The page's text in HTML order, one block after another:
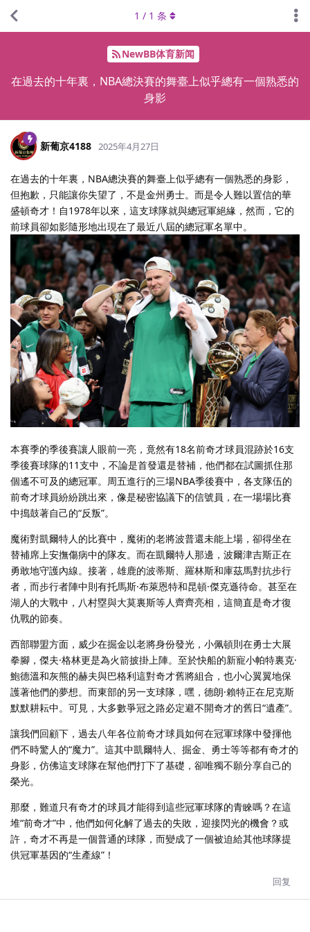
NewBB体育新闻
在過去的十年裏，NBA總決賽的舞臺上似乎總有一個熟悉的
身影
1 / 1 条
新葡京4188 2025年4月27日
在過去的十年裏，NBA總決賽的舞臺上似乎總有一個熟悉的身影，
但抱歉，只能讓你失望了，不是金州勇士。而是令人難以置信的華
盛頓奇才！自1978年以來，這支球隊就與總冠軍絕緣，然而，它的
前球員卻如影隨形地出現在了最近八屆的總冠軍名單中。
本賽季的季後賽讓人眼前一亮，竟然有18名前奇才球員混跡於16支
季後賽球隊的11支中，不論是首發還是替補，他們都在試圖抓住那
個遙不可及的總冠軍。周五進行的三場NBA季後賽中，各支隊伍的
前奇才球員紛紛跳出來，像是秘密協議下的信號員，在一場場比賽
中搗鼓著自己的“反叛”。
魔術對凱爾特人的比賽中，魔術的老將波普還未能上場，卻得坐在
替補席上安撫傷病中的隊友。而在凱爾特人那邊，波爾津吉斯正在
勇敢地守護內線。接著，雄鹿的波蒂斯、羅林斯和庫茲馬對抗步行
者，而步行者陣中則有托馬斯·布萊恩特和昆頓·傑克遜待命。甚至在
湖人的大戰中，八村塁與大莫裏斯等人齊齊亮相，這簡直是奇才復
仇戰的節奏。
西部聯盟方面，威少在掘金以老將身份發光，小佩頓則在勇士大展
拳腳，傑夫·格林更是為火箭披掛上陣。至於快船的新寵小帕特裏克·
鮑德溫和灰熊的赫夫與巴格利這對奇才舊將組合，也小心翼翼地保
護著他們的夢想。而東部的另一支球隊，嘿，德朗·賴特正在尼克斯
默默耕耘中。可見，大多數爭冠之路必定避不開奇才的舊日“遺產”。
讓我們回顧下，過去八年各位前奇才球員如何在冠軍球隊中發揮他
們不時驚人的“魔力”。這其中凱爾特人、掘金、勇士等等都有奇才的
身影，仿佛這支球隊在幫他們打下了基礎，卻唯獨不願分享自己的
榮光。
那麼，難道只有奇才的球員才能得到這些冠軍球隊的青睞嗎？在這
堆“前奇才”中，他們如何化解了過去的失敗，迎接閃光的機會？或
許，奇才不再是一個普通的球隊，而變成了一個被迫給其他球隊提
供冠軍基因的“生產線”！
回复